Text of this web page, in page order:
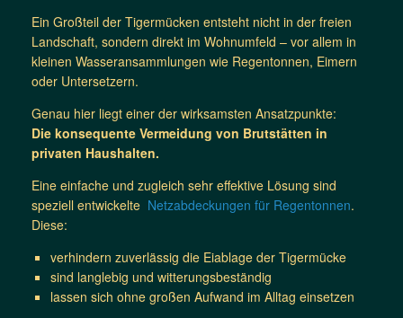
Ein Großteil der Tigermücken entsteht nicht in der freien
Landschaft, sondern direkt im Wohnumfeld – vor allem in
kleinen Wasseransammlungen wie Regentonnen, Eimern
oder Untersetzern.
Genau hier liegt einer der wirksamsten Ansatzpunkte:
Die konsequente Vermeidung von Brutstätten in
privaten Haushalten.
Eine einfache und zugleich sehr effektive Lösung sind
speziell entwickelte Netzabdeckungen für Regentonnen.
Diese:
verhindern zuverlässig die Eiablage der Tigermücke
sind langlebig und witterungsbeständig
lassen sich ohne großen Aufwand im Alltag einsetzen